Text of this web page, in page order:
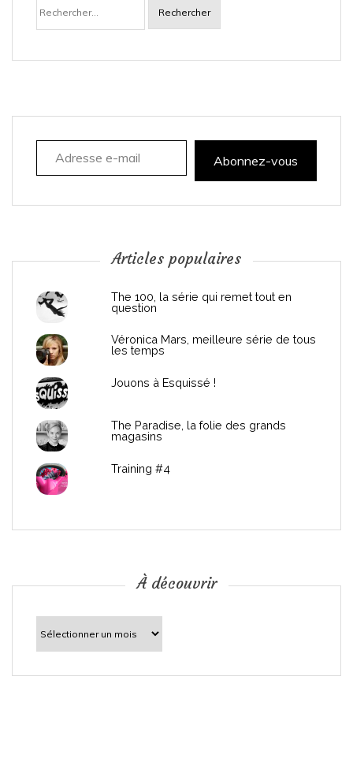
n
o
d
i
a
Adresse e-mail
Abonnez-vous
Articles populaires
The 100, la série qui remet tout en
question
Véronica Mars, meilleure série de tous
les temps
Jouons à Esquissé !
The Paradise, la folie des grands
magasins
Training #4
À découvrir
À
découvrir